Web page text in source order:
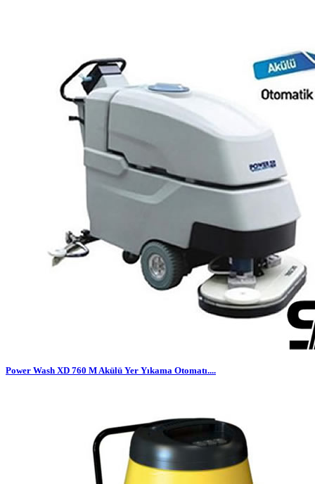
Power Wash XD 760 M Akülü Yer Yıkama Otomatı....